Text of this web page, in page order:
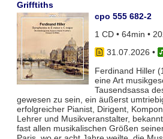
Grifftiths
cpo 555 682-2
1 CD • 64min •
31.07.2026 •
Ferdinand Hiller
eine Art
Tausendsassa
gewesen zu sein, ein äußerst
erfolgreicher Pianist, Dirigent,
Lehrer und Musikveranstalter,
fast allen musikalischen Größen